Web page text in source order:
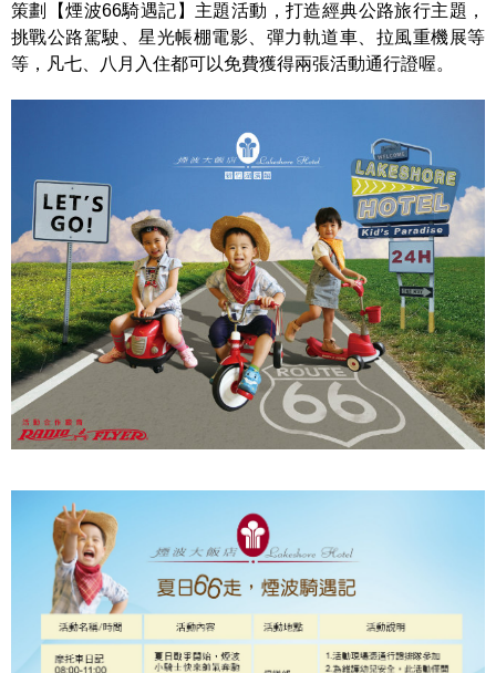
策劃【煙波66騎遇記】主題活動，打造經典公路旅行主題，
挑戰公路駕駛、星光帳棚電影、彈力軌道車、拉風重機展等
等，凡七、八月入住都可以免費獲得兩張活動通行證喔。